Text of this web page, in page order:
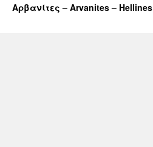
Αρβανίτες – Arvanites – Hellines